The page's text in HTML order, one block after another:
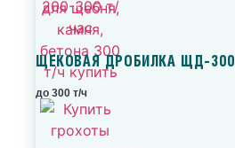
ЩЕКОВАЯ ДРОБИЛКА ЩД-300
до 300 т/ч